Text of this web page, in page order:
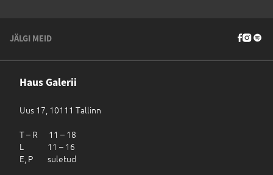
JÄLGI MEID
Haus Galerii
Uus 17, 10111 Tallinn
T – R 11 – 18
L 11 – 16
E, P suletud